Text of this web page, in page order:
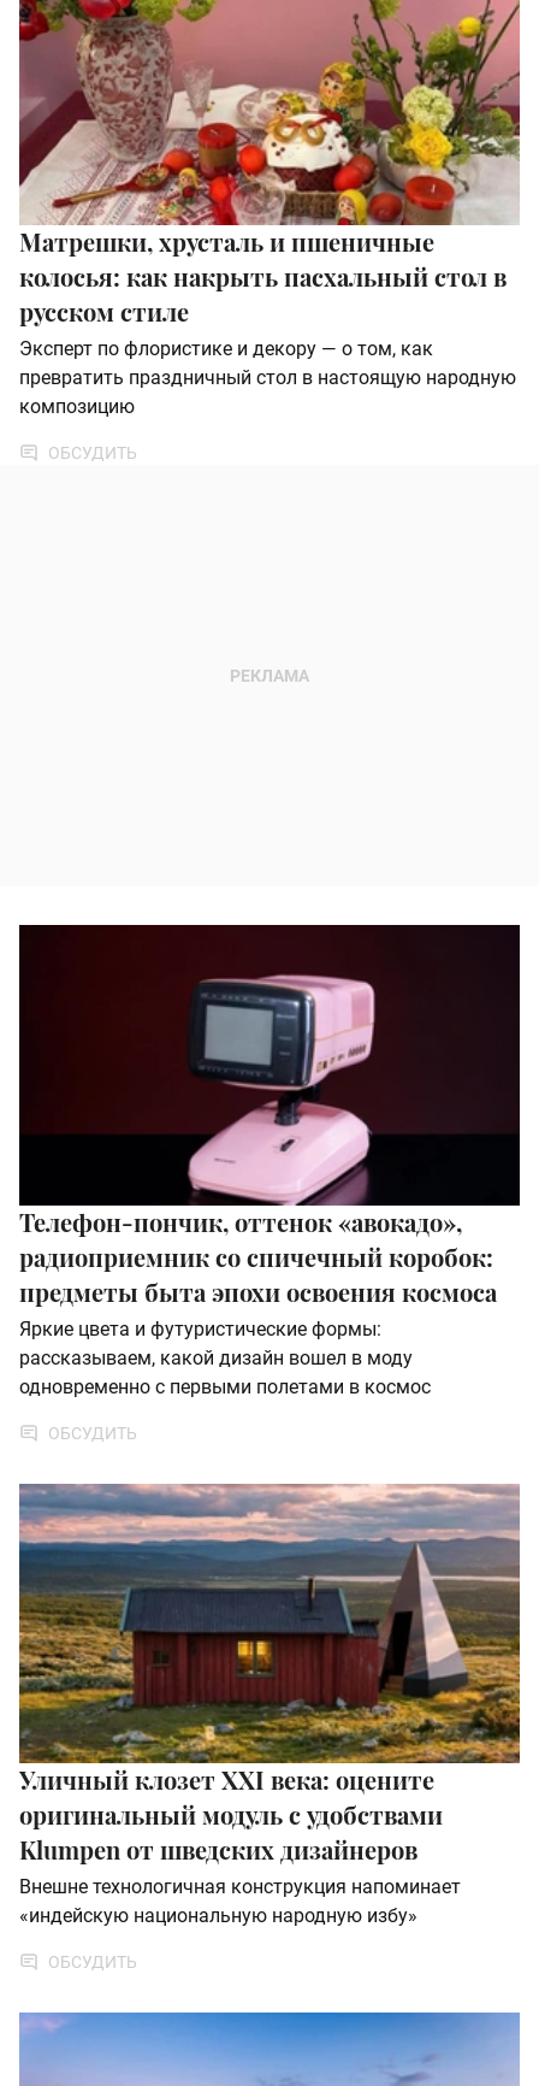
Матрешки, хрусталь и пшеничные
колосья: как накрыть пасхальный стол в
русском стиле
Эксперт по флористике и декору — о том, как
превратить праздничный стол в настоящую народную
композицию
ОБСУДИТЬ
Телефон-пончик, оттенок «авокадо»,
радиоприемник со спичечный коробок:
предметы быта эпохи освоения космоса
Яркие цвета и футуристические формы:
рассказываем, какой дизайн вошел в моду
одновременно с первыми полетами в космос
ОБСУДИТЬ
Уличный клозет XXI века: оцените
оригинальный модуль с удобствами
Klumpen от шведских дизайнеров
Внешне технологичная конструкция напоминает
«индейскую национальную народную избу»
ОБСУДИТЬ